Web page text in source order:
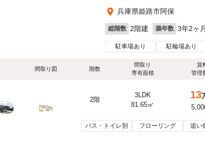
兵庫県姫路市阿保
総階数 2階建 築年数 3年2ヶ月
駐車場あり 駐輪場あり
間取り図 階数
間取り
専有面積
賃
管理
2階
3LDK
81.65㎡
13
バス・トイレ別 フローリング 追い